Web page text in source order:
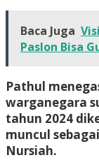
Baca Juga
Paslon Bisa
Pathul
warganegara
tahun 2024
muncul
Nursiah.